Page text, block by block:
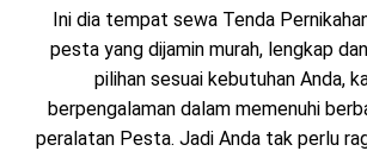
Ini dia tempat sewa Tenda
pesta yang dijamin murah, lengkap
pilihan sesuai kebutuhan Anda,
berpengalaman dalam memenuhi
peralatan Pesta. Jadi Anda tak perlu